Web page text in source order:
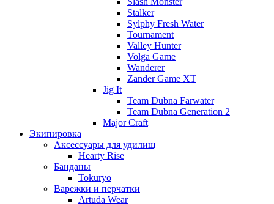
Stalker
Sylphy Fresh Water
Tournament
Valley Hunter
Volga Game
Wanderer
Zander Game XT
Jig It
Team Dubna Farwater
Team Dubna Generation 2
Major Craft
Экипировка
Аксессуары для удилищ
Hearty Rise
Банданы
Tokuryo
Варежки и перчатки
Artuda Wear